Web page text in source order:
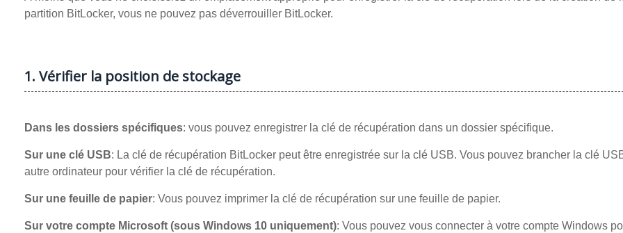
partition BitLocker, vous ne pouvez pas déverrouiller BitLocker.
1. Vérifier la position de stockage
Dans les dossiers spécifiques: vous pouvez enregistrer la clé de récupération dans un dossier spécifique.
Sur une clé USB: La clé de récupération BitLocker peut être enregistrée sur la clé USB. Vous pouvez brancher la clé
autre ordinateur pour vérifier la clé de récupération.
Sur une feuille de papier: Vous pouvez imprimer la clé de récupération sur une feuille de papier.
Sur votre compte Microsoft (sous Windows 10 uniquement): Vous pouvez vous connecter à votre compte Windows